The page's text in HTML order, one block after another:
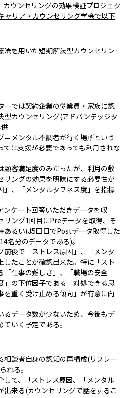
ウンセリングの効果検証プロジェク
ャリア・カウンセリング学会で以下
を用いた短期解決型カウンセリン
ーでは契約企業の従業員・家族に認
型カウンセリング(アドバンテッジタ
＝メンタル不調者が行く場所という
ては支援が必要であっても利用されな
顧客満足度のみだったが、利用の敷
リングの効果を明瞭にする必要性が
」、「メンタルタフネス度」を指標
ンケート回答いただきデータを収
リング1回目にPreデータを取得、そ
あるいは5回目でPostデータ取得した
名分のデータである)。
前後で「ストレス原因」、「メンタ
したことが確認出来た。特に「スト
「仕事の難しさ」、「職場の安全
」の下位因子である「対処できる思
を重く受け止める傾向」が有意に向
るデータ数が少ないため、今後もデ
いく予定である。
相談者自身の認知の再構成(リフレー
れる。
して、「ストレス原因、「メンタル
出来る(カウンセリングで話をするこ